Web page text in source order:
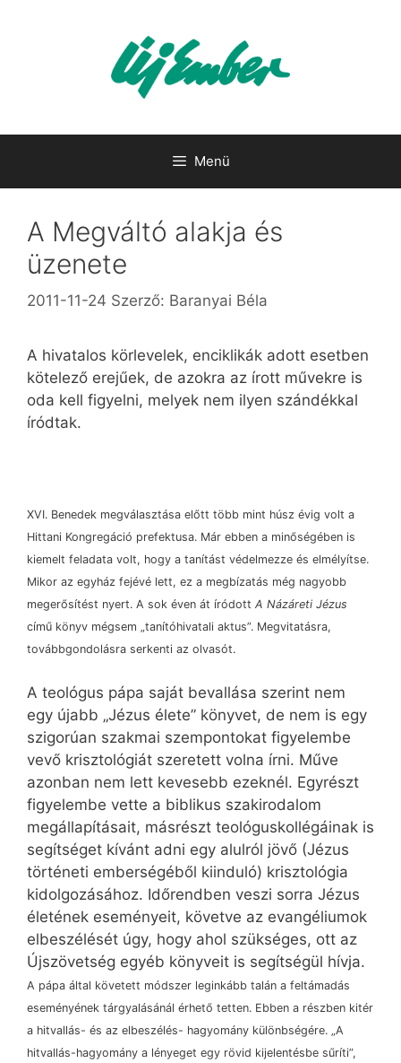
Menü
A Megváltó alakja és
üzenete
2011-11-24 Szerző: Baranyai Béla
A hivatalos körlevelek, enciklikák adott esetben
kötelező erejűek, de azokra az írott művekre is
oda kell figyelni, melyek nem ilyen szándékkal
íródtak.
XVI. Benedek megválasztása előtt több mint húsz évig volt a
Hittani Kongregáció prefektusa. Már ebben a minőségében is
kiemelt feladata volt, hogy a tanítást védelmezze és elmélyítse.
Mikor az egyház fejévé lett, ez a megbízatás még nagyobb
megerősítést nyert. A sok éven át íródott A Názáreti Jézus
című könyv mégsem „tanítóhivatali aktus”. Megvitatásra,
továbbgondolásra serkenti az olvasót.
A teológus pápa saját bevallása szerint nem
egy újabb „Jézus élete” könyvet, de nem is egy
szigorúan szakmai szempontokat figyelembe
vevő krisztológiát szeretett volna írni. Műve
azonban nem lett kevesebb ezeknél. Egyrészt
figyelembe vette a biblikus szakirodalom
megállapításait, másrészt teológuskollégáinak is
segítséget kívánt adni egy alulról jövő (Jézus
történeti emberségéből kiinduló) krisztológia
kidolgozásához. Időrendben veszi sorra Jézus
életének eseményeit, követve az evangéliumok
elbeszélését úgy, hogy ahol szükséges, ott az
Újszövetség egyéb könyveit is segítségül hívja.
A pápa által követett módszer leginkább talán a feltámadás
eseményének tárgyalásánál érhető tetten. Ebben a részben kitér
a hitvallás- és az elbeszélés- hagyomány különbségére. „A
hitvallás-hagyomány a lényeget egy rövid kijelentésbe sűríti”,